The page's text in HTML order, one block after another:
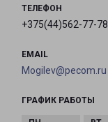
ТЕЛЕФОН
+375(44)562-77-78
EMAIL
Mogilev@pecom.ru
ГРАФИК РАБОТЫ